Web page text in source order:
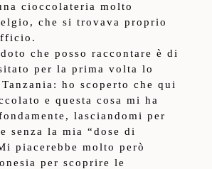
cioccolateria molto
che si trovava proprio
che posso raccontare è di
per la prima volta lo
ho scoperto che qui
e questa cosa mi ha
lasciandomi per
senza la mia “dose di
piacerebbe molto però
per scoprire le